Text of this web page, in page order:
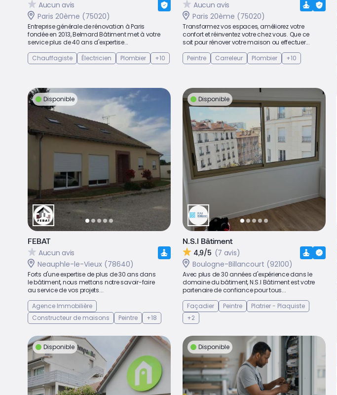
Aucun avis
Paris 20ème (75020)
Entreprise générale de rénovation à Paris
fondée en 2013, Belmard Bâtiment met à votre
service plus de 40 ans d'expertise...
Chauffagiste
Électricien Plombier +10
Aucun avis
Paris 20ème (75020)
Transformez vos espaces, améliorez votre
confort et réinventez votre chez vous. Que ce
soit pour rénover votre maison ou effectuer...
Peintre
Carreleur Plombier +10
Disponible
FEBAT
Aucun avis
Neauphle-le-Vieux (78640)
Forts d'une expertise de plus de 30 ans dans
le bâtiment, nous mettons notre savoir-faire
au service de vos projets...
Agence Immobilière
Constructeur de maisons
Peintre +18
Disponible
N.S.I Bâtiment
4,9/5 (7 avis)
Boulogne-Billancourt (92100)
Avec plus de 30 années d'expérience dans le
domaine du bâtiment, N.S.I Bâtiment est votre
partenaire de confiance pour tous...
Façadier
Peintre
Platrier - Plaquiste
+2
Disponible Disponible